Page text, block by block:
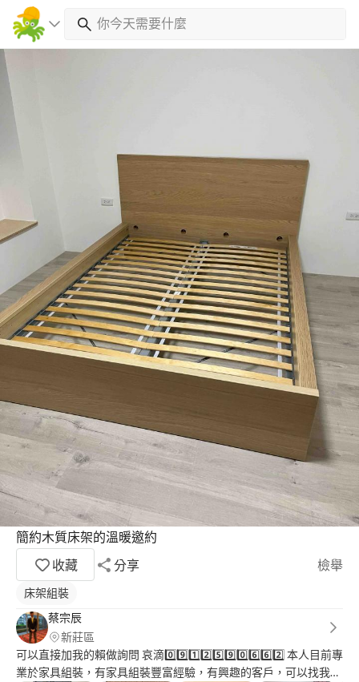
簡約木質床架的溫暖邀約
收藏
分享 檢舉
床架組裝
蔡宗辰
新莊區
可以直接加我的賴做詢問 哀滴0️⃣9️⃣1️⃣2️⃣5️⃣9️⃣0️⃣6️⃣6️⃣2️⃣ 本人目前專
業於家具組裝，有家具組裝豐富經驗，有興趣的客戶，可以找我幫